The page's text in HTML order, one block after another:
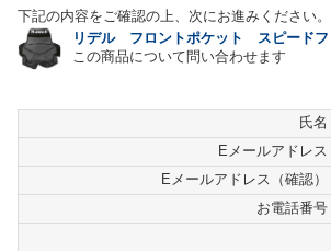
下記の内容をご確認の上、次にお進みください。
リデル フロントポケット スピード
この商品について問い合わせます
氏名
Eメールアドレス
Eメールアドレス（確認）
お電話番号